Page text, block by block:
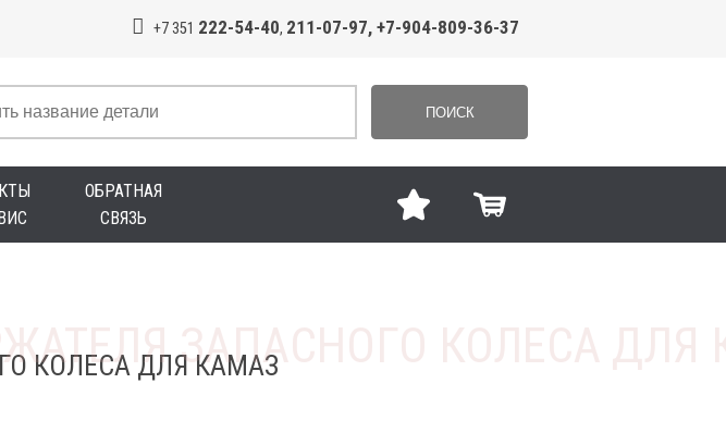
+7 351 222-54-40, 211-07-97, +7-904-809-36-37
ПОИСК
ОБРАТНАЯ
СВЯЗЬ
КОЛЕСА ДЛЯ КАМАЗ